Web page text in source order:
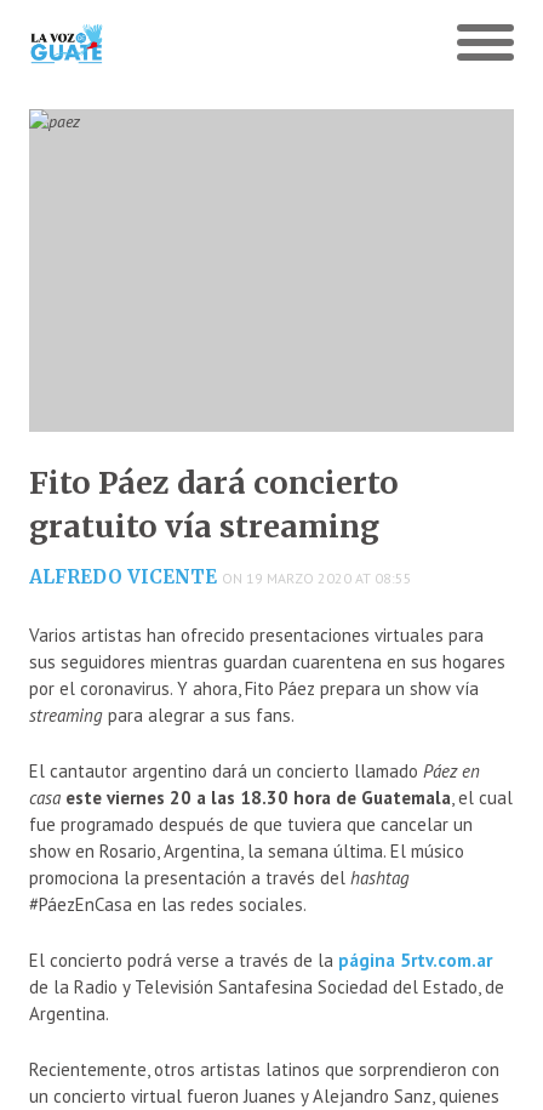
Fito Páez dará concierto
gratuito vía streaming
ALFREDO VICENTE ON 19 MARZO 2020 AT 08:55
Varios artistas han ofrecido presentaciones virtuales para
sus seguidores mientras guardan cuarentena en sus hogares
por el coronavirus. Y ahora, Fito Páez prepara un show vía
streaming para alegrar a sus fans.
El cantautor argentino dará un concierto llamado Páez en
casa este viernes 20 a las 18.30 hora de Guatemala, el cual
fue programado después de que tuviera que cancelar un
show en Rosario, Argentina, la semana última. El músico
promociona la presentación a través del hashtag
#PáezEnCasa en las redes sociales.
El concierto podrá verse a través de la página 5rtv.com.ar
de la Radio y Televisión Santafesina Sociedad del Estado, de
Argentina.
Recientemente, otros artistas latinos que sorprendieron con
un concierto virtual fueron Juanes y Alejandro Sanz, quienes